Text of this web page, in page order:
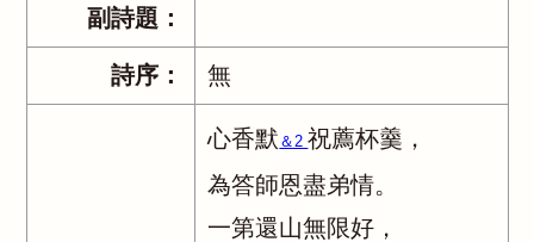
副詩題：
詩序： 無
心香默 ＆2祝薦杯羹，
為答師恩盡弟情。
一第還山無限好，